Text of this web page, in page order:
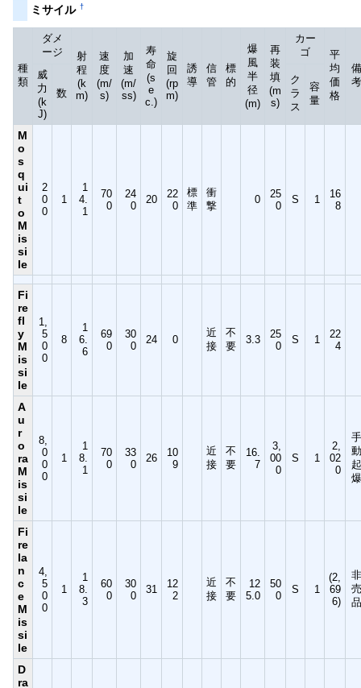
ミサイル †
種
類
ダメ
ージ
射
程
(k
m)
速
度
(m/
s)
加
速
(m/
ss)
寿
命
(s
e
c.)
旋
回
(rp
m)
誘
導
信
管
標
的
爆
風
半
径
(m)
再
装
填
(m
s)
カー
ゴ
平
均
価
格
威
力
(k
J)
数
ク
ラ
ス
容
量
M
o
s
q
ui
t
o
M
is
si
le
2
0
0
1
1
4.
1
70
0
24
0
20
22
0
標
準
衝
撃
0
25
0
S 1
16
8
Fi
re
fl
y
M
is
si
le
1,
5
0
0
8
1
6.
6
69
0
30
0
24 0
近
接
不
要
3.3
25
0
S 1
22
4
A
u
r
o
ra
M
is
si
le
8,
0
0
0
1
1
8.
1
70
0
33
0
26
10
9
近
接
不
要
16.
7
3,
00
0
S 1
2,
02
0
Fi
re
la
n
c
e
M
is
si
le
4,
5
0
0
1
1
8.
3
60
0
30
0
31
12
2
近
接
不
要
12
5.0
50
0
S 1
(2,
69
6)
D
ra